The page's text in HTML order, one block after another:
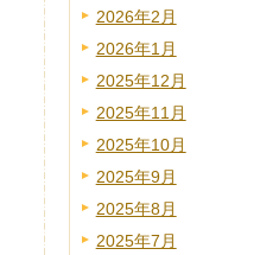
2026年2月
2026年1月
2025年12月
2025年11月
2025年10月
2025年9月
2025年8月
2025年7月